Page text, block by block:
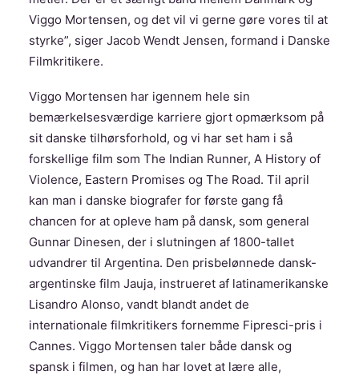
Viggo Mortensen, og det vil vi gerne gøre vores til at
styrke”, siger Jacob Wendt Jensen, formand i Danske
Filmkritikere.
Viggo Mortensen har igennem hele sin
bemærkelsesværdige karriere gjort opmærksom på
sit danske tilhørsforhold, og vi har set ham i så
forskellige film som The Indian Runner, A History of
Violence, Eastern Promises og The Road. Til april
kan man i danske biografer for første gang få
chancen for at opleve ham på dansk, som general
Gunnar Dinesen, der i slutningen af 1800-tallet
udvandrer til Argentina. Den prisbelønnede dansk-
argentinske film Jauja, instrueret af latinamerikanske
Lisandro Alonso, vandt blandt andet de
internationale filmkritikers fornemme Fipresci-pris i
Cannes. Viggo Mortensen taler både dansk og
spansk i filmen, og han har lovet at lære alle,